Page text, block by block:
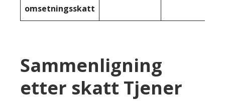
omsetningsskatt
Sammenligning
etter skatt Tjener